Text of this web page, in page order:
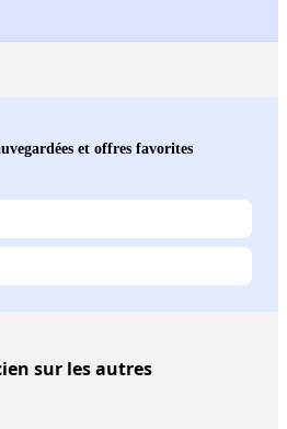
et offres favorites
sur les autres